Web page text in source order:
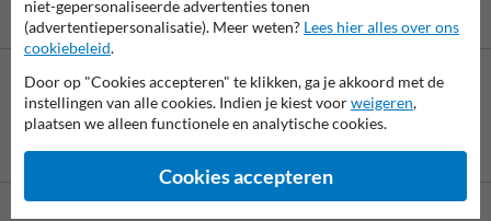
niet-gepersonaliseerde advertenties tonen
(advertentiepersonalisatie). Meer weten? Lees hier alles over ons
cookiebeleid.
Door op "Cookies accepteren" te klikken, ga je akkoord met de
instellingen van alle cookies. Indien je kiest voorweigeren,
plaatsen we alleen functionele en analytische cookies.
Cookies accepteren